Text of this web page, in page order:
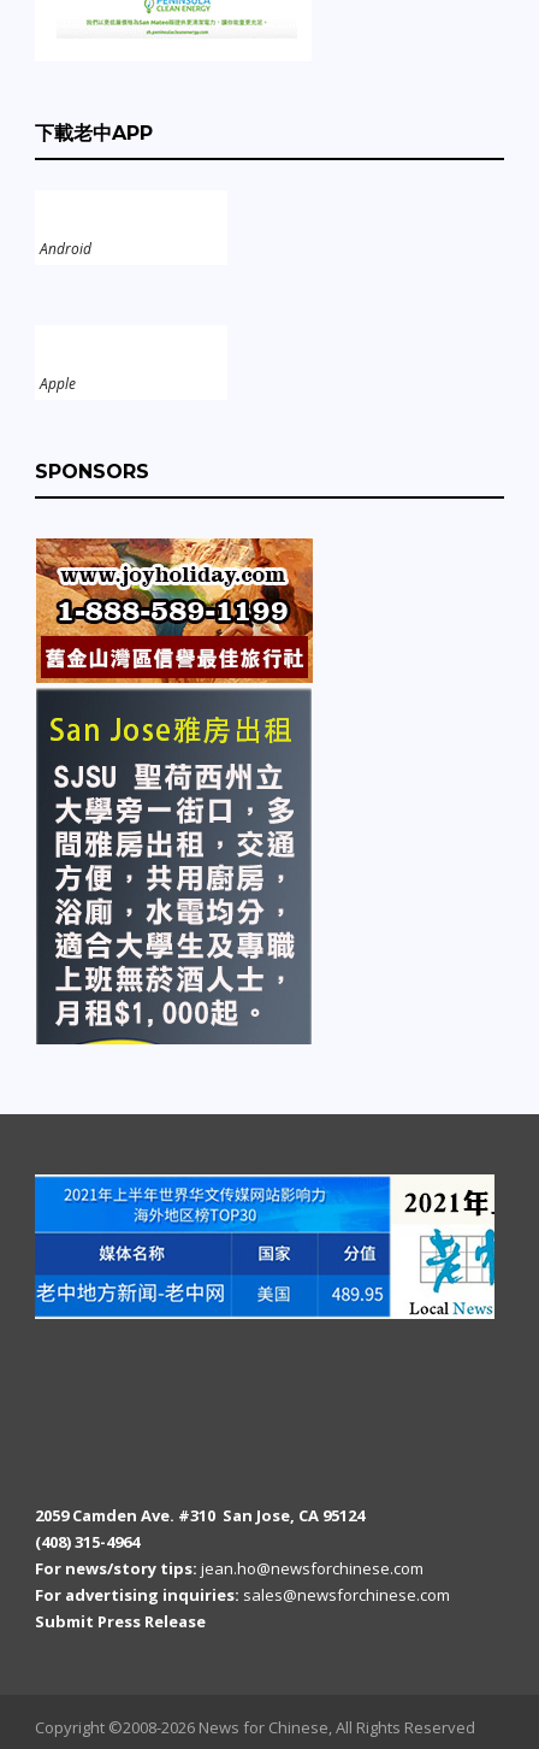
下載老中APP
Android
Apple
SPONSORS
2059 Camden Ave. #310 San Jose, CA 95124
(408) 315-4964
For news/story tips: jean.ho@newsforchinese.com
For advertising inquiries: sales@newsforchinese.com
Submit Press Release
Copyright ©2008-2026 News for Chinese, All Rights Reserved